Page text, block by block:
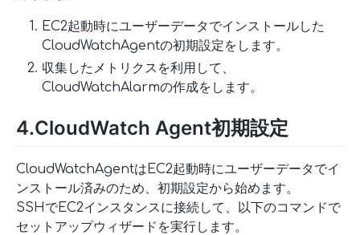
EC2起動時にユーザーデータでインストールした
CloudWatchAgentの初期設定をします。
収集したメトリクスを利用して、
CloudWatchAlarmの作成をします。
4.CloudWatch Agent初期設定
CloudWatchAgentはEC2起動時にユーザーデータでイ
ンストール済みのため、初期設定から始めます。
SSHでEC2インスタンスに接続して、以下のコマンドで
セットアップウィザードを実行します。